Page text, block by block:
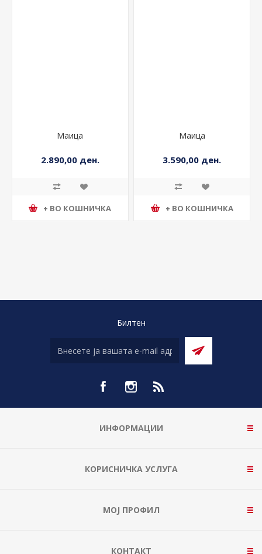
Маица
2.890,00 ден.
+ ВО КОШНИЧКА
Маица
3.590,00 ден.
+ ВО КОШНИЧКА
Билтен
ИНФОРМАЦИИ
КОРИСНИЧКА УСЛУГА
МОЈ ПРОФИЛ
КОНТАКТ